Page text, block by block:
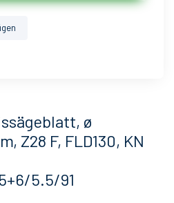
ø
Z28 F, FLD130, KN
5.5/91